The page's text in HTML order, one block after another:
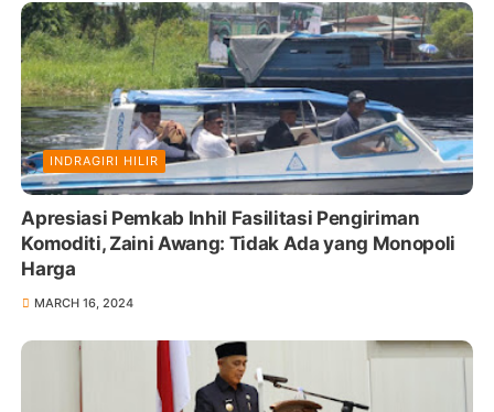
INDRAGIRI HILIR
Apresiasi Pemkab Inhil Fasilitasi Pengiriman
Komoditi, Zaini Awang: Tidak Ada yang Monopoli
Harga
MARCH 16, 2024